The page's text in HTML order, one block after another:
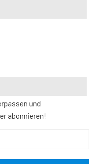
und
abonnieren!